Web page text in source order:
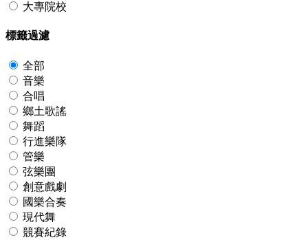
大專院校
標籤過濾
全部
音樂
合唱
鄉土歌謠
舞蹈
行進樂隊
管樂
弦樂團
創意戲劇
國樂合奏
現代舞
競賽紀錄